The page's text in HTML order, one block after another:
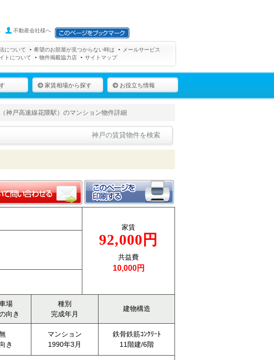
不動産会社様へ
について 希望のお部屋が見つからない時は
メールサービス
トについて
物件掲載協力店 サイトマップ
家賃相場から探す お役立ち情報
神戸高速線花隈駅）のマンション物件詳細
神戸の賃貸物件を検索
家賃
92,000円
共益費
10,000円
場
向き
種別
完成年月
建物構造
き
マンション
1990年3月
鉄骨鉄筋ｺﾝｸﾘｰﾄ
11階建/6階